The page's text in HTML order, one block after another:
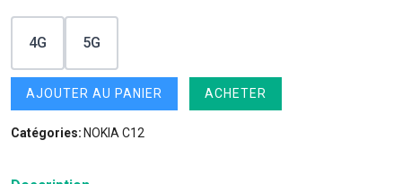
4G 5G
AJOUTER AU PANIER ACHETER
Catégories: NOKIA C12